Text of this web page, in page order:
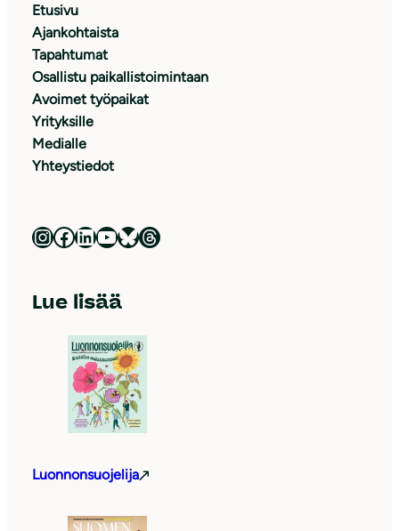
Etusivu
Ajankohtaista
Tapahtumat
Osallistu paikallistoimintaan
Avoimet työpaikat
Yrityksille
Medialle
Yhteystiedot
Luonnonsuojeluliitto Instagramissa Luonnonsuojeluliitto Facebookissa Luonnonsuojeluliitto LinkedInissä Luonnonsuojeluliiton YouTube-kanava Luonnonsuojeluliitto Blueskyssa Luonnonsuojeluliitto Threadsissa
Lue lisää
Luonnonsuojelija